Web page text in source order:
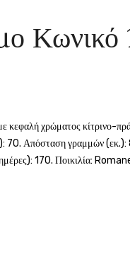
Κωνικό
κεφαλή χρώματος κίτρινο-
70. Απόσταση γραμμών
170. Ποικιλία: